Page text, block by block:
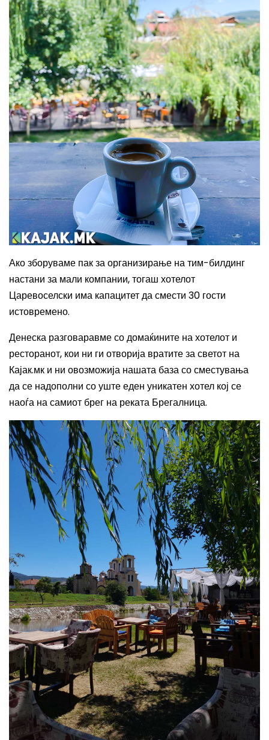
Ако зборуваме пак за организирање на тим-билдинг
настани за мали компании, тогаш хотелот
Царевоселски има капацитет да смести 30 гости
истовремено.
Денеска разговаравме со домаќините на хотелот и
ресторанот, кои ни ги отворија вратите за светот на
Кајак.мк и ни овозможија нашата база со сместувања
да се надополни со уште еден уникатен хотел кој се
наоѓа на самиот брег на реката Брегалница.